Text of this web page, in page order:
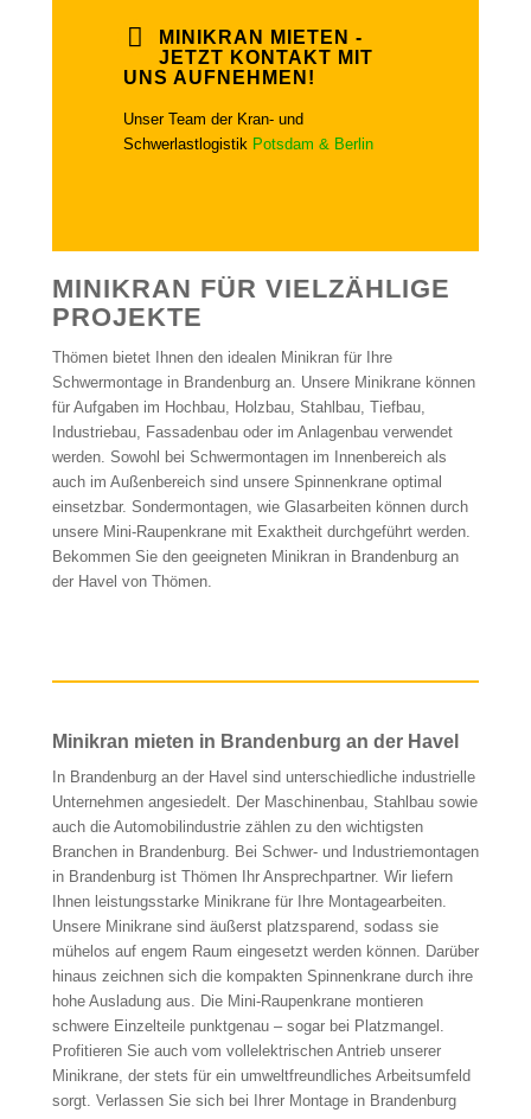
MINIKRAN MIETEN -
JETZT KONTAKT MIT
UNS AUFNEHMEN!
Unser Team der Kran- und
Schwerlastlogistik Potsdam & Berlin
MINIKRAN FÜR VIELZÄHLIGE
PROJEKTE
Thömen bietet Ihnen den idealen Minikran für Ihre
Schwermontage in Brandenburg an. Unsere Minikrane können
für Aufgaben im Hochbau, Holzbau, Stahlbau, Tiefbau,
Industriebau, Fassadenbau oder im Anlagenbau verwendet
werden. Sowohl bei Schwermontagen im Innenbereich als
auch im Außenbereich sind unsere Spinnenkrane optimal
einsetzbar. Sondermontagen, wie Glasarbeiten können durch
unsere Mini-Raupenkrane mit Exaktheit durchgeführt werden.
Bekommen Sie den geeigneten Minikran in Brandenburg an
der Havel von Thömen.
Minikran mieten in Brandenburg an der Havel
In Brandenburg an der Havel sind unterschiedliche industrielle
Unternehmen angesiedelt. Der Maschinenbau, Stahlbau sowie
auch die Automobilindustrie zählen zu den wichtigsten
Branchen in Brandenburg. Bei Schwer- und Industriemontagen
in Brandenburg ist Thömen Ihr Ansprechpartner. Wir liefern
Ihnen leistungsstarke Minikrane für Ihre Montagearbeiten.
Unsere Minikrane sind äußerst platzsparend, sodass sie
mühelos auf engem Raum eingesetzt werden können. Darüber
hinaus zeichnen sich die kompakten Spinnenkrane durch ihre
hohe Ausladung aus. Die Mini-Raupenkrane montieren
schwere Einzelteile punktgenau – sogar bei Platzmangel.
Profitieren Sie auch vom vollelektrischen Antrieb unserer
Minikrane, der stets für ein umweltfreundliches Arbeitsumfeld
sorgt. Verlassen Sie sich bei Ihrer Montage in Brandenburg